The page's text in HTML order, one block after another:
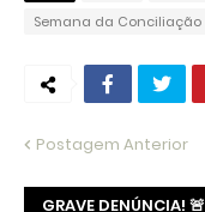
Semana da Conciliação
Postagem Anterior
GRAVE DENÚNCIA! 🚨